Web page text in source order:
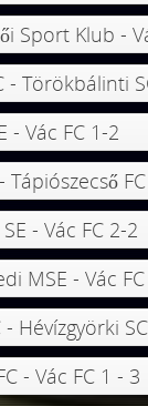
Sport Klub -
- Törökbálinti
- Vác FC 1-2
Tápiószecső
- Vác FC 2-2
MSE - Vác
Hévízgyörki SC
- Vác FC 1 - 3